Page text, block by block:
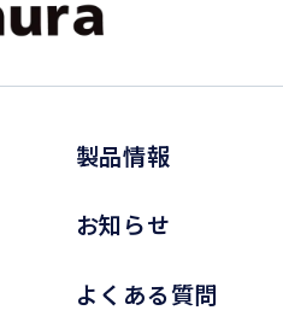
製品情報
お知らせ
よくある質問